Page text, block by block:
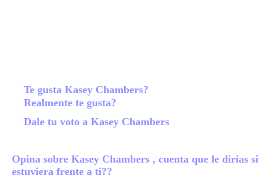
Te gusta Kasey Chambers?
Realmente te gusta?
Dale tu voto a Kasey Chambers
Opina sobre Kasey Chambers , cuenta que le dirias si
estuviera frente a ti??